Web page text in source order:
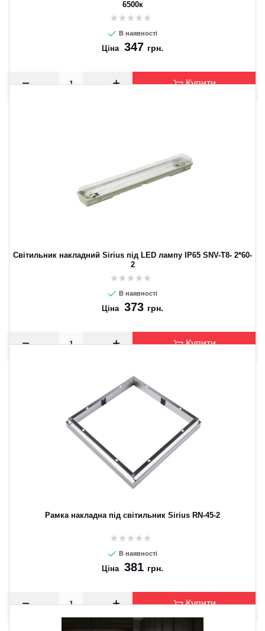
6500к
В наявності
Ціна 347 грн.
Купити
Світильник накладний Sirius під LED лампу ІР65 SNV-T8- 2*60-
2
В наявності
Ціна 373 грн.
Купити
Рамка накладна під світильник Sirius RN-45-2
В наявності
Ціна 381 грн.
Купити